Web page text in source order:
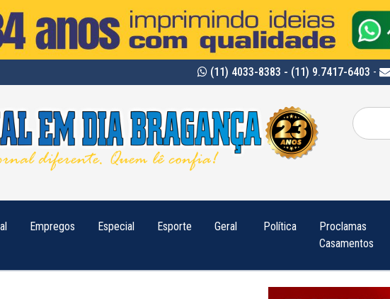
(11) 4033-8383 - (11) 9.7417-6403 -
Pesquisar
por:
Empregos Especial Esporte Geral Política
Proclamas
Casamentos